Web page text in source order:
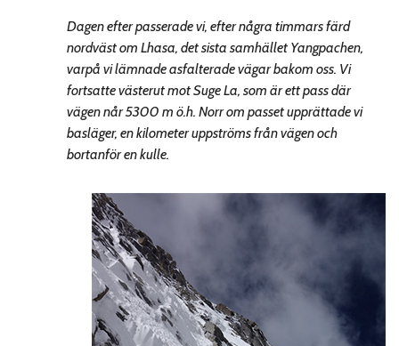
Dagen efter passerade vi, efter några timmars färd
nordväst om Lhasa, det sista samhället Yangpachen,
varpå vi lämnade asfalterade vägar bakom oss. Vi
fortsatte västerut mot Suge La, som är ett pass där
vägen når 5300 m ö.h. Norr om passet upprättade vi
basläger, en kilometer uppströms från vägen och
bortanför en kulle.